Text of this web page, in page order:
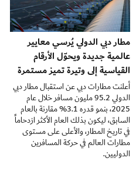
مطار دبي الدولي يُرسي معايير
عالمية جديدة ويحوّل الأرقام
القياسية إلى وتيرة تميز مستمرة
أعلنت مطارات دبي عن استقبال مطار دبي
الدولي 95.2 مليون مسافر خلال عام
2025، بنمو قدره 3.1% مقارنة بالعام
السابق، ليكون بذلك العام الأكثر ازدحاماً
في تاريخ المطار، والأعلى على مستوى
مطارات العالم في حركة المسافرين
الدوليين.